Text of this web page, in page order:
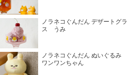
ノラネコぐんだん デザートグラ
ス うみ
ノラネコぐんだん ぬいぐるみ
ワンワンちゃん